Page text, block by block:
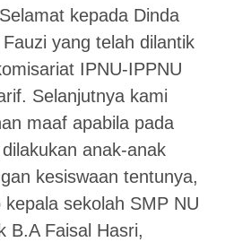
kepada Dinda
yang telah dilantik
IPNU-IPPNU
Selanjutnya kami
maaf apabila pada
anak-anak
kesiswaan tentunya,
sekolah SMP NU
B.A Faisal Hasri,